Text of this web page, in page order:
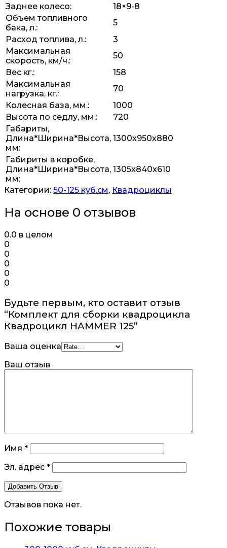
Заднее колесо:
18×9-8
Объем топливного
бака, л.:
5
Расход топлива, л.:
3
Максимальная
скорость, км/ч.:
50
Вес кг.:
158
Максимальная
нагрузка, кг.:
70
Колесная база, мм.:
1000
Высота по седлу, мм.:
720
Габариты,
Длина*Ширина*Высота,
мм:
1300x950x880
Габириты в коробке,
Длина*Ширина*Высота,
мм:
1305x840x610
Категории: 50-125 куб.см, Квадроциклы
На основе 0 отзывов
0.0 в целом
0
0
0
0
0
Будьте первым, кто оставит отзыв
“Комплект для сборки квадроцикла
Квадроцикл HAMMER 125”
Ваша оценка
Ваш отзыв
Имя *
Эл. адрес *
Отзывов пока нет.
Похожие товары